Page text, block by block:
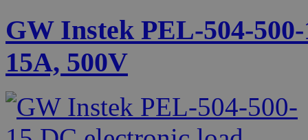
GW Instek PEL-504-
15A, 500V